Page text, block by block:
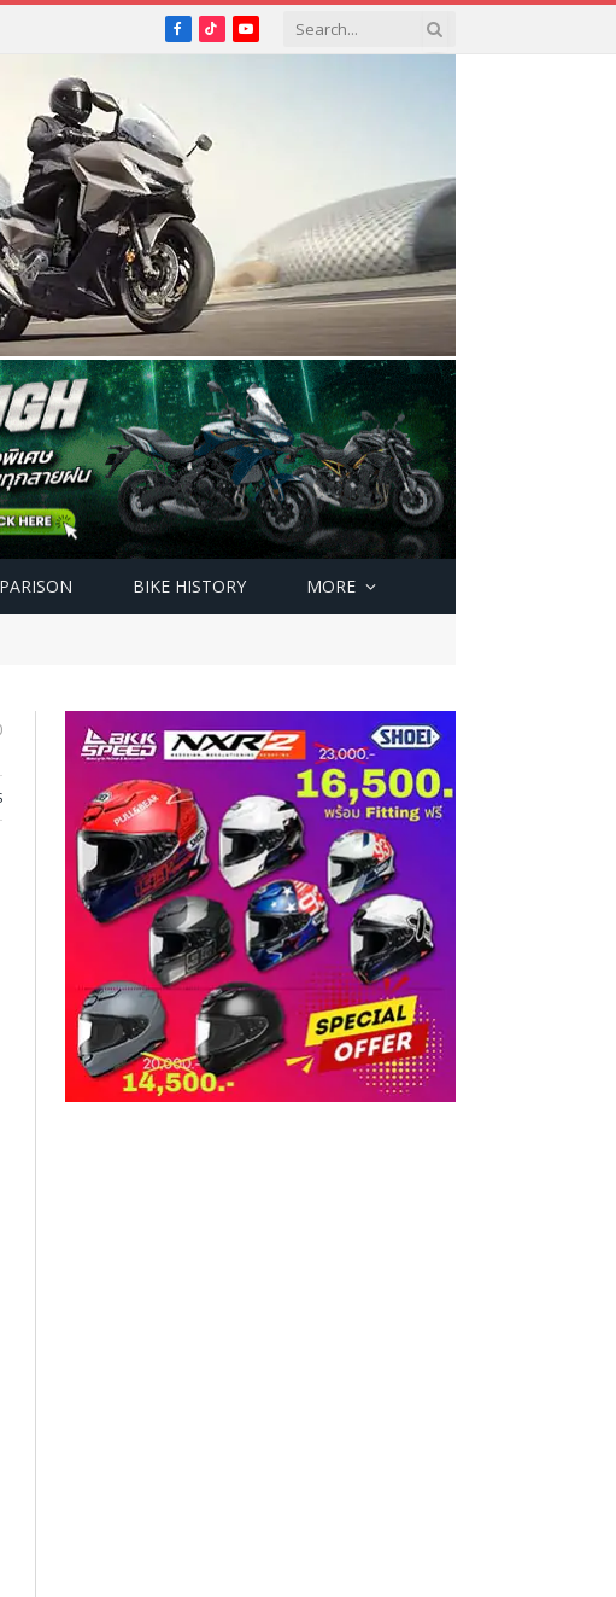
Facebook
TikTokYouTube
BIKE HISTORY MORE